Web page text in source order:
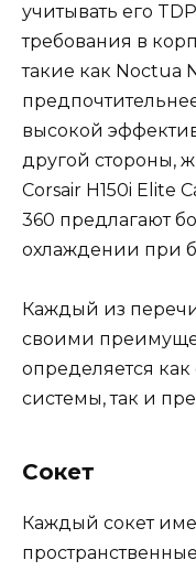
учитывать его
требования в
такие как Noctua
высокой
другой стороны,
Corsair H150i Elite
360 предлагают
охлаждении при
Каждый из
своими
определяется
системы, так и
Сокет
Каждый сокет